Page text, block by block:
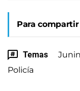
Para
Temas Junin
Policía